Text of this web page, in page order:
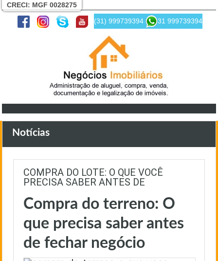
CRECI: MGF 0028275
(31) 999739394 31 999739394
Notícias
COMPRA DO LOTE: O QUE VOCÊ
PRECISA SABER ANTES DE
Compra do terreno: O
que precisa saber antes
de fechar negócio